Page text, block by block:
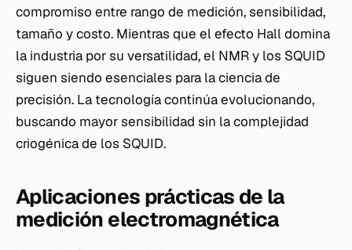
compromiso entre rango de medición, sensibilidad,
tamaño y costo. Mientras que el efecto Hall domina
la industria por su versatilidad, el NMR y los SQUID
siguen siendo esenciales para la ciencia de
precisión. La tecnología continúa evolucionando,
buscando mayor sensibilidad sin la complejidad
criogénica de los SQUID.
Aplicaciones prácticas de la
medición electromagnética